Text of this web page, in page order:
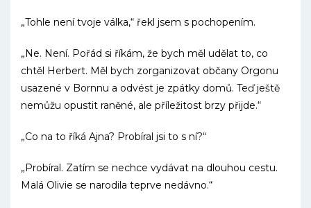
„Tohle není tvoje válka,“ řekl jsem s pochopením.
„Ne. Není. Pořád si říkám, že bych měl udělat to, co
chtěl Herbert. Měl bych zorganizovat občany Orgonu
usazené v Bornnu a odvést je zpátky domů. Teď ještě
nemůžu opustit raněné, ale příležitost brzy přijde.“
„Co na to říká Ajna? Probíral jsi to s ní?“
„Probíral. Zatím se nechce vydávat na dlouhou cestu.
Malá Olivie se narodila teprve nedávno.“